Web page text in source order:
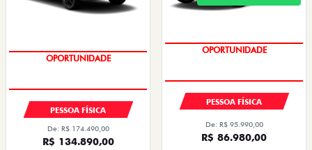
OPORTUNIDADE
PESSOA FÍSICA
De: R$ 174.490,00
R$ 134.890,00
OPORTUNIDADE
PESSOA FÍSICA
De: R$ 95.990,00
R$ 86.980,00